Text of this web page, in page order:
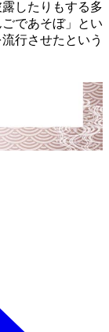
したりもする多
であそぼ」とい
行させたという